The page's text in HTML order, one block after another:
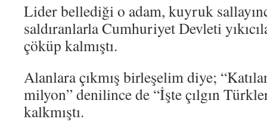
Lider bellediği o adam, kuyruk
saldıranlarla Cumhuriyet Devleti
çöküp kalmıştı.
Alanlara çıkmış birleşelim diye;
milyon” denilince de “İşte çılgın
kalkmıştı.